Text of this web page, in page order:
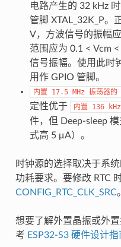
电路产生的 32 kHz
管脚 XTAL_32K_P。
V，方波信号的振幅
范围应为 0.1 < Vcm
信号振幅。使用此时
用作 GPIO 管脚。
内置 17.5 MHz 振荡器的
定性优于
内置 136 kHz
件，但 Deep-sleep
式高 5 μA）。
时钟源的选择取决于系
功耗要求。要修改 RTC
CONFIG_RTC_CLK_SRC。
想要了解外置晶振或外
考 ESP32-S3 硬件设计指